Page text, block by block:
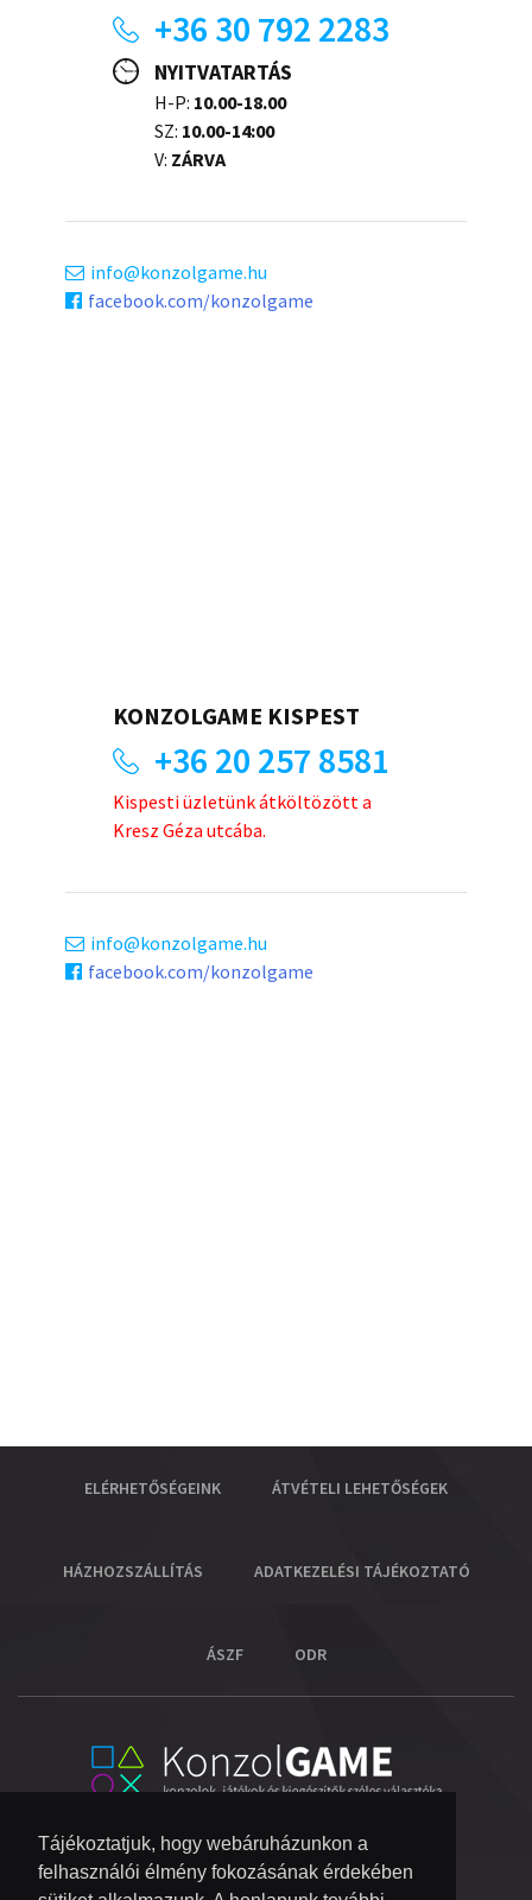
Tájékoztatjuk, hogy webáruházunkon a
felhasználói élmény fokozásának érdekében
+36 30 792 2283
NYITVATARTÁS
H-P: 10.00-18.00
SZ: 10.00-14:00
V: ZÁRVA
info
konzolgame.hu
facebook.com/konzolgame
KONZOLGAME KISPEST
+36 20 257 8581
Kispesti üzletünk átköltözött a
Kresz Géza utcába.
info
konzolgame.hu
facebook.com/konzolgame
ELÉRHETŐSÉGEINK ÁTVÉTELI LEHETŐSÉGEK
HÁZHOZSZÁLLÍTÁS ADATKEZELÉSI TÁJÉKOZTATÓ
ÁSZF ODR